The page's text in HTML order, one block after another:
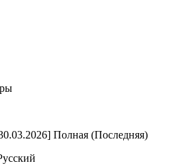
Полная (Последняя)